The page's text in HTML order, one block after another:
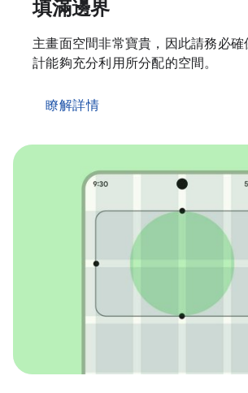
填滿邊界
主畫面空間非常寶貴，因此請務必確
計能夠充分利用所分配的空間。
瞭解詳情